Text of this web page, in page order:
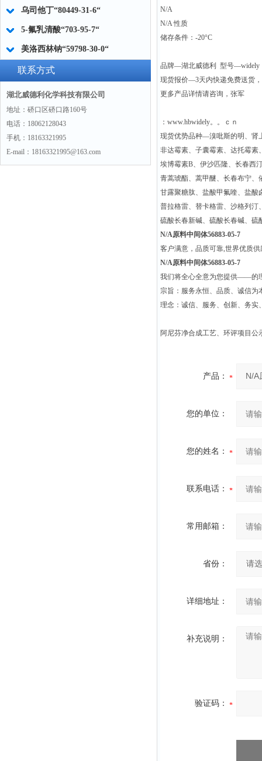
乌司他丁“80449-31-6“
5-氟乳清酸“703-95-7“
美洛西林钠“59798-30-0“
联系方式
湖北威德利化学科技有限公司
地址：硚口区硚口路160号
电话：18062128043
手机：18163321995
E-mail：18163321995@163.com
N/A
N/A 性质
储存条件：-20°C
品牌—湖北威德利 型号—widely
现货报价—3天内快递免费送货
更多产品详情请咨询，张军
：www.hbwidely。。ｃｎ
现货优势品种—溴吡斯的明、肾
非达霉素、子囊霉素、达托霉素
埃博霉素B、伊沙匹隆、长春西
青蒿琥酯、蒿甲醚、长春布宁
甘露聚糖肽、盐酸甲氟喹、盐酸
普拉格雷、替卡格雷、沙格列汀
硫酸长春新碱、硫酸长春碱、硫
N/A原料中间体56883-05-7
客户满意，品质可靠,世界优质
N/A原料中间体56883-05-7
我们将全心全意为您提供——的
宗旨：服务永恒、品质、诚信
理念：诚信、服务、创新、务实
阿尼芬净合成工艺、环评项目
产品：
您的单位：
您的姓名：
联系电话：
常用邮箱：
省份：
详细地址：
补充说明：
验证码：